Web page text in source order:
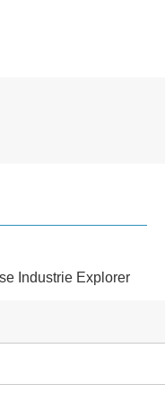
Industrie Explorer